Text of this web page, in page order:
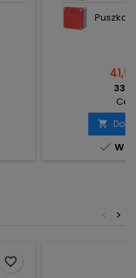
Puszka

 W
>
<
favorite_border